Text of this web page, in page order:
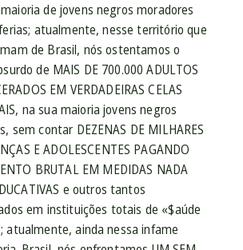
de jovens negros moradores
atualmente, nesse território que
de Brasil, nós ostentamos o
de MAIS DE 700.000 ADULTOS
EM VERDADEIRAS CELAS
na sua maioria jovens negros
sem contar DEZENAS DE MILHARES
E ADOLESCENTES PAGANDO
BRUTAL EM MEDIDAS NADA
e outros tantos
em instituições totais de «$aúde
atualmente, ainda nessa infame